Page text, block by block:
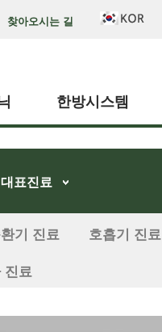
찾아오시는 길
한방시스템
대표진료
기 진료 호흡기 진료
진료